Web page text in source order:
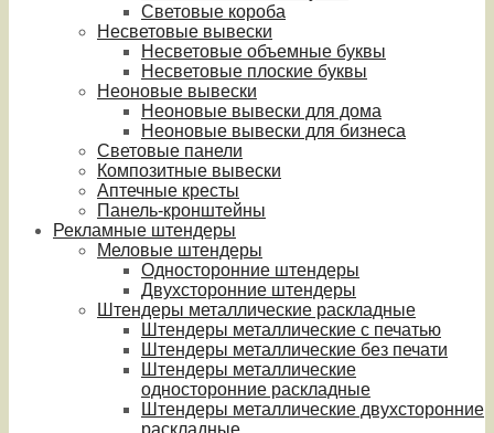
Световые короба
Несветовые вывески
Несветовые объемные буквы
Несветовые плоские буквы
Неоновые вывески
Неоновые вывески для дома
Неоновые вывески для бизнеса
Световые панели
Композитные вывески
Аптечные кресты
Панель-кронштейны
Рекламные штендеры
Меловые штендеры
Односторонние штендеры
Двухсторонние штендеры
Штендеры металлические раскладные
Штендеры металлические с печатью
Штендеры металлические без печати
Штендеры металлические
односторонние раскладные
Штендеры металлические двухсторонние
раскладные